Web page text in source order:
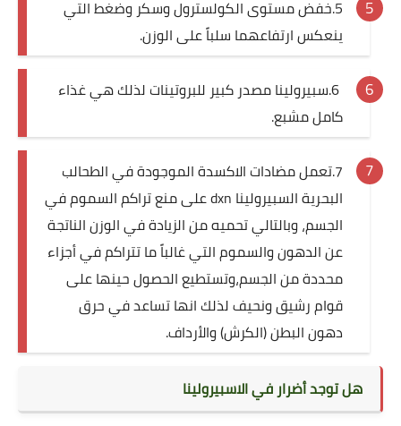
5.خفض مستوى الكولسترول وسكر وضغط التي
ينعكس ارتفاعهما سلباً على الوزن.
‏ 6.سبيرولينا ‏مصدر كبير للبروتينات لذلك هي غذاء
كامل مشبع.
7.تعمل مضادات الاكسدة الموجودة في الطحالب
البحرية السبيرولينا dxn على منع تراكم السموم في
الجسم، وبالتالي تحميه من الزيادة في الوزن الناتجة
عن الدهون والسموم التي غالباً ما تتراكم في أجزاء
محددة من الجسم،وتستطيع الحصول حينها على
قوام رشيق ونحيف ‏لذلك انها تساعد في حرق
دهون البطن (الكرش) والأرداف.
هل توجد أضرار في الاسبيرولينا